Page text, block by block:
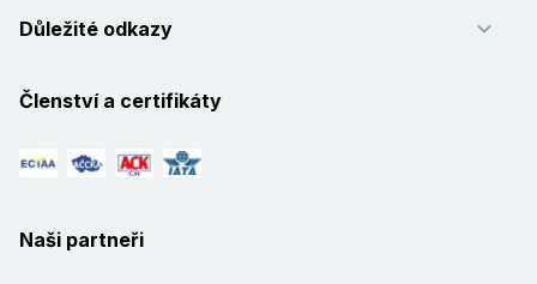
Důležité odkazy
Členství a certifikáty
Naši partneři